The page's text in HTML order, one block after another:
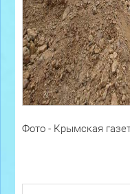
Фото - Крымская